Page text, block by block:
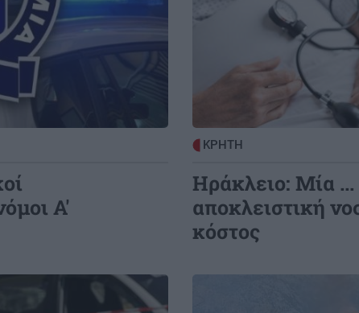
00:00
21:14
ΟΜΟΡΦΙΑ
Ρωσικό πεντικιούρ: Χωρίς σταγόνα
νερό - Η άνυδρη μέθοδος που κάνει τα
πέλματα βελούδινα (χωρίς ξύστρες και
Η Ελένη Βουλγαράκη διαψεύδει τον
χωρισμό της με τον Φώτη Ιωαννίδη
Α'
ΚΡΗΤΗ
Ηράκλειο: Μία ...
αποκλειστική
κόστος